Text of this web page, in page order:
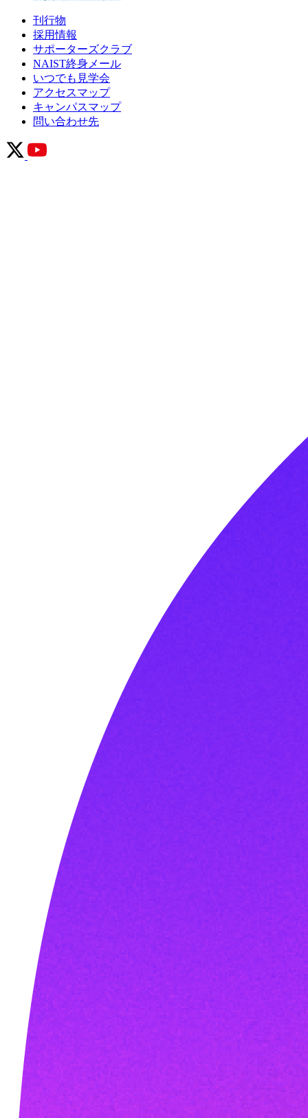
刊行物
採用情報
サポーターズクラブ
NAIST終身メール
いつでも見学会
アクセスマップ
キャンパスマップ
問い合わせ先